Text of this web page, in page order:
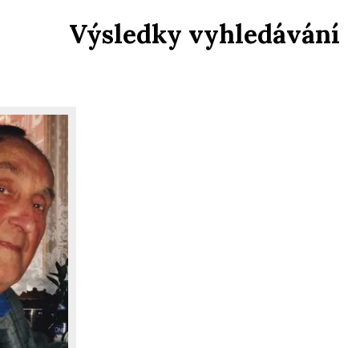
Výsledky vyhledávání